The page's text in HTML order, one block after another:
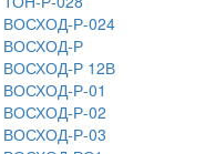
ВОСХОД-Р-024
ВОСХОД-Р
ВОСХОД-Р 12В
ВОСХОД-Р-01
ВОСХОД-Р-02
ВОСХОД-Р-03